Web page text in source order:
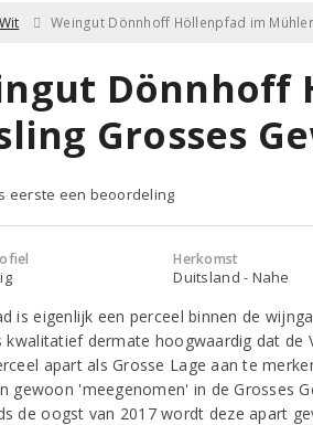
Wit Weingut Dönnhoff Höllenpfad im
Dönnhoff
Grosses
eerste een beoordeling
Herkomst
Duitsland - Nahe
is eigenlijk een perceel binnen de
kwalitatief dermate hoogwaardig dat de
apart als Grosse Lage aan te
gewoon 'meegenomen' in de Grosses
de oogst van 2017 wordt deze apart